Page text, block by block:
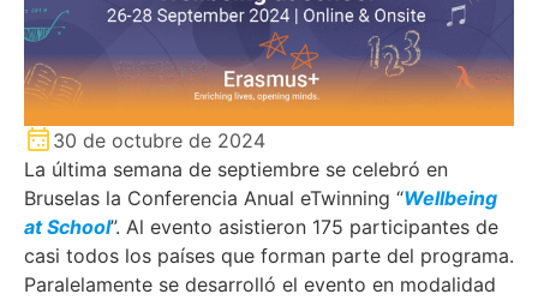
30 de octubre de 2024
La última semana de septiembre se celebró en
Bruselas la Conferencia Anual eTwinning “Wellbeing
at School”. Al evento asistieron 175 participantes de
casi todos los países que forman parte del programa.
Paralelamente se desarrolló el evento en modalidad